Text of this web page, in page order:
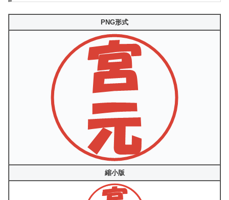
PNG形式
縮小版